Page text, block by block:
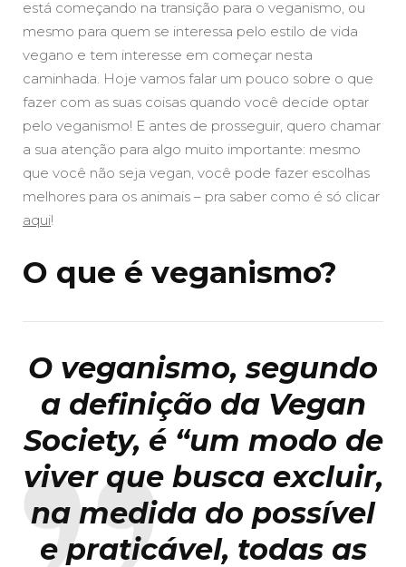
está começando na transição para o veganismo, ou
mesmo para quem se interessa pelo estilo de vida
vegano e tem interesse em começar nesta
caminhada. Hoje vamos falar um pouco sobre o que
fazer com as suas coisas quando você decide optar
pelo veganismo! E antes de prosseguir, quero chamar
a sua atenção para algo muito importante: mesmo
que você não seja vegan, você pode fazer escolhas
melhores para os animais – pra saber como é só clicar
aqui!
O que é veganismo?
O veganismo, segundo
a definição da Vegan
Society, é “um modo de
viver que busca excluir,
na medida do possível
e praticável, todas as